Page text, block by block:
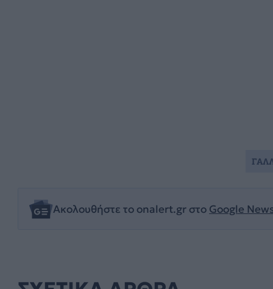
Ακολουθήστε το onalert.gr στο Google